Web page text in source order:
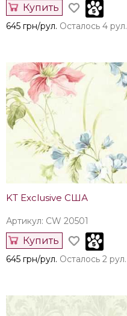
Купить
645 грн/рул. Осталось 4 рул.
KT Exclusive США
Артикул: CW 20501
Купить
645 грн/рул. Осталось 2 рул.